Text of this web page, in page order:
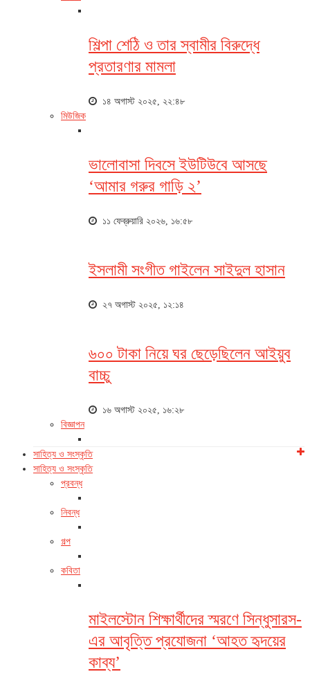
শিল্পা শেঠি ও তার স্বামীর বিরুদ্ধে
প্রতারণার মামলা
১৪ অগাস্ট ২০২৫, ২২:৪৮
মিউজিক
ভালোবাসা দিবসে ইউটিউবে আসছে
‘আমার গরুর গাড়ি ২’
১১ ফেব্রুয়ারি ২০২৬, ১৬:৫৮
ইসলামী সংগীত গাইলেন সাইদুল হাসান
২৭ অগাস্ট ২০২৫, ১২:১৪
৬০০ টাকা নিয়ে ঘর ছেড়েছিলেন আইয়ুব
বাচ্চু
১৬ অগাস্ট ২০২৫, ১৬:২৮
বিজ্ঞাপন
সাহিত্য ও সংস্কৃতি
সাহিত্য ও সংস্কৃতি
প্রবন্ধ
নিবন্ধ
গল্প
কবিতা
মাইলস্টোন শিক্ষার্থীদের স্মরণে সিন্ধুসারস-
এর আবৃত্তি প্রযোজনা ‘আহত হৃদয়ের
কাব্য’